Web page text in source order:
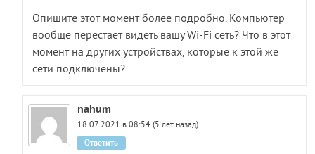
Опишите этот момент более подробно. Компьютер
вообще перестает видеть вашу Wi-Fi сеть? Что в этот
момент на других устройствах, которые к этой же
сети подключены?
nahum
18.07.2021 в 08:54 (5 лет назад)
Ответить